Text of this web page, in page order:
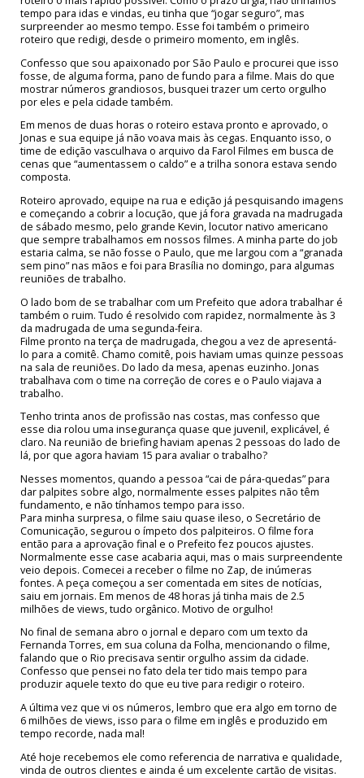
tempo para idas e vindas, eu tinha que “jogar seguro”, mas
surpreender ao mesmo tempo. Esse foi também o primeiro
roteiro que redigi, desde o primeiro momento, em inglês.
Confesso que sou apaixonado por São Paulo e procurei que isso
fosse, de alguma forma, pano de fundo para a filme. Mais do que
mostrar números grandiosos, busquei trazer um certo orgulho
por eles e pela cidade também.
Em menos de duas horas o roteiro estava pronto e aprovado, o
Jonas e sua equipe já não voava mais às cegas. Enquanto isso, o
time de edição vasculhava o arquivo da Farol Filmes em busca de
cenas que “aumentassem o caldo” e a trilha sonora estava sendo
composta.
Roteiro aprovado, equipe na rua e edição já pesquisando imagens
e começando a cobrir a locução, que já fora gravada na madrugada
de sábado mesmo, pelo grande Kevin, locutor nativo americano
que sempre trabalhamos em nossos filmes. A minha parte do job
estaria calma, se não fosse o Paulo, que me largou com a “granada
sem pino” nas mãos e foi para Brasília no domingo, para algumas
reuniões de trabalho.
O lado bom de se trabalhar com um Prefeito que adora trabalhar é
também o ruim. Tudo é resolvido com rapidez, normalmente às 3
da madrugada de uma segunda-feira.
Filme pronto na terça de madrugada, chegou a vez de apresentá-
lo para a comitê. Chamo comitê, pois haviam umas quinze pessoas
na sala de reuniões. Do lado da mesa, apenas euzinho. Jonas
trabalhava com o time na correção de cores e o Paulo viajava a
trabalho.
Tenho trinta anos de profissão nas costas, mas confesso que
esse dia rolou uma insegurança quase que juvenil, explicável, é
claro. Na reunião de briefing haviam apenas 2 pessoas do lado de
lá, por que agora haviam 15 para avaliar o trabalho?
Nesses momentos, quando a pessoa “cai de pára-quedas” para
dar palpites sobre algo, normalmente esses palpites não têm
fundamento, e não tínhamos tempo para isso.
Para minha surpresa, o filme saiu quase ileso, o Secretário de
Comunicação, segurou o ímpeto dos palpiteiros. O filme fora
então para a aprovação final e o Prefeito fez poucos ajustes.
Normalmente esse case acabaria aqui, mas o mais surpreendente
veio depois. Comecei a receber o filme no Zap, de inúmeras
fontes. A peça começou a ser comentada em sites de notícias,
saiu em jornais. Em menos de 48 horas já tinha mais de 2.5
milhões de views, tudo orgânico. Motivo de orgulho!
No final de semana abro o jornal e deparo com um texto da
Fernanda Torres, em sua coluna da Folha, mencionando o filme,
falando que o Rio precisava sentir orgulho assim da cidade.
Confesso que pensei no fato dela ter tido mais tempo para
produzir aquele texto do que eu tive para redigir o roteiro.
A última vez que vi os números, lembro que era algo em torno de
6 milhões de views, isso para o filme em inglês e produzido em
tempo recorde, nada mal!
Até hoje recebemos ele como referencia de narrativa e qualidade,
vinda de outros clientes e ainda é um excelente cartão de visitas.